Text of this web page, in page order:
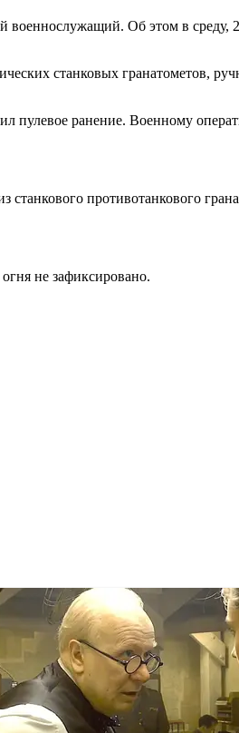
Об этом в среду,
станковых гранатометов,
пулевое ранение. Военному
противотанкового
не зафиксировано.